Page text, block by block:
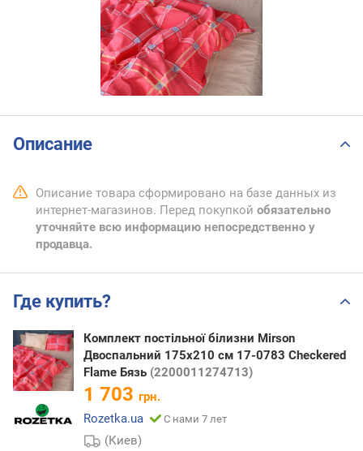
Описание
Описание товара сформировано на базе данных из
интернет-магазинов. Перед покупкой обязательно
уточняйте всю информацию непосредственно у
продавца.
Где купить?
Комплект постільної білизни Mirson
Двоспальний 175х210 см 17-0783 Checkered
Flame Бязь (2200011274713)
1 703 грн.
Rozetka.ua
С нами 7 лет
(Киев)